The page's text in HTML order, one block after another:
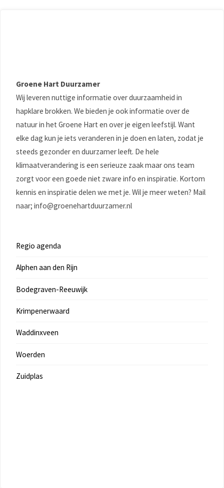
Groene Hart Duurzamer
Wij leveren nuttige informatie over duurzaamheid in
hapklare brokken. We bieden je ook informatie over de
natuur in het Groene Hart en over je eigen leefstijl. Want
elke dag kun je iets veranderen in je doen en laten, zodat je
steeds gezonder en duurzamer leeft. De hele
klimaatverandering is een serieuze zaak maar ons team
zorgt voor een goede niet zware info en inspiratie. Kortom
kennis en inspiratie delen we met je. Wil je meer weten? Mail
naar; info@groenehartduurzamer.nl
Regio agenda
Alphen aan den Rijn
Bodegraven-Reeuwijk
Krimpenerwaard
Waddinxveen
Woerden
Zuidplas